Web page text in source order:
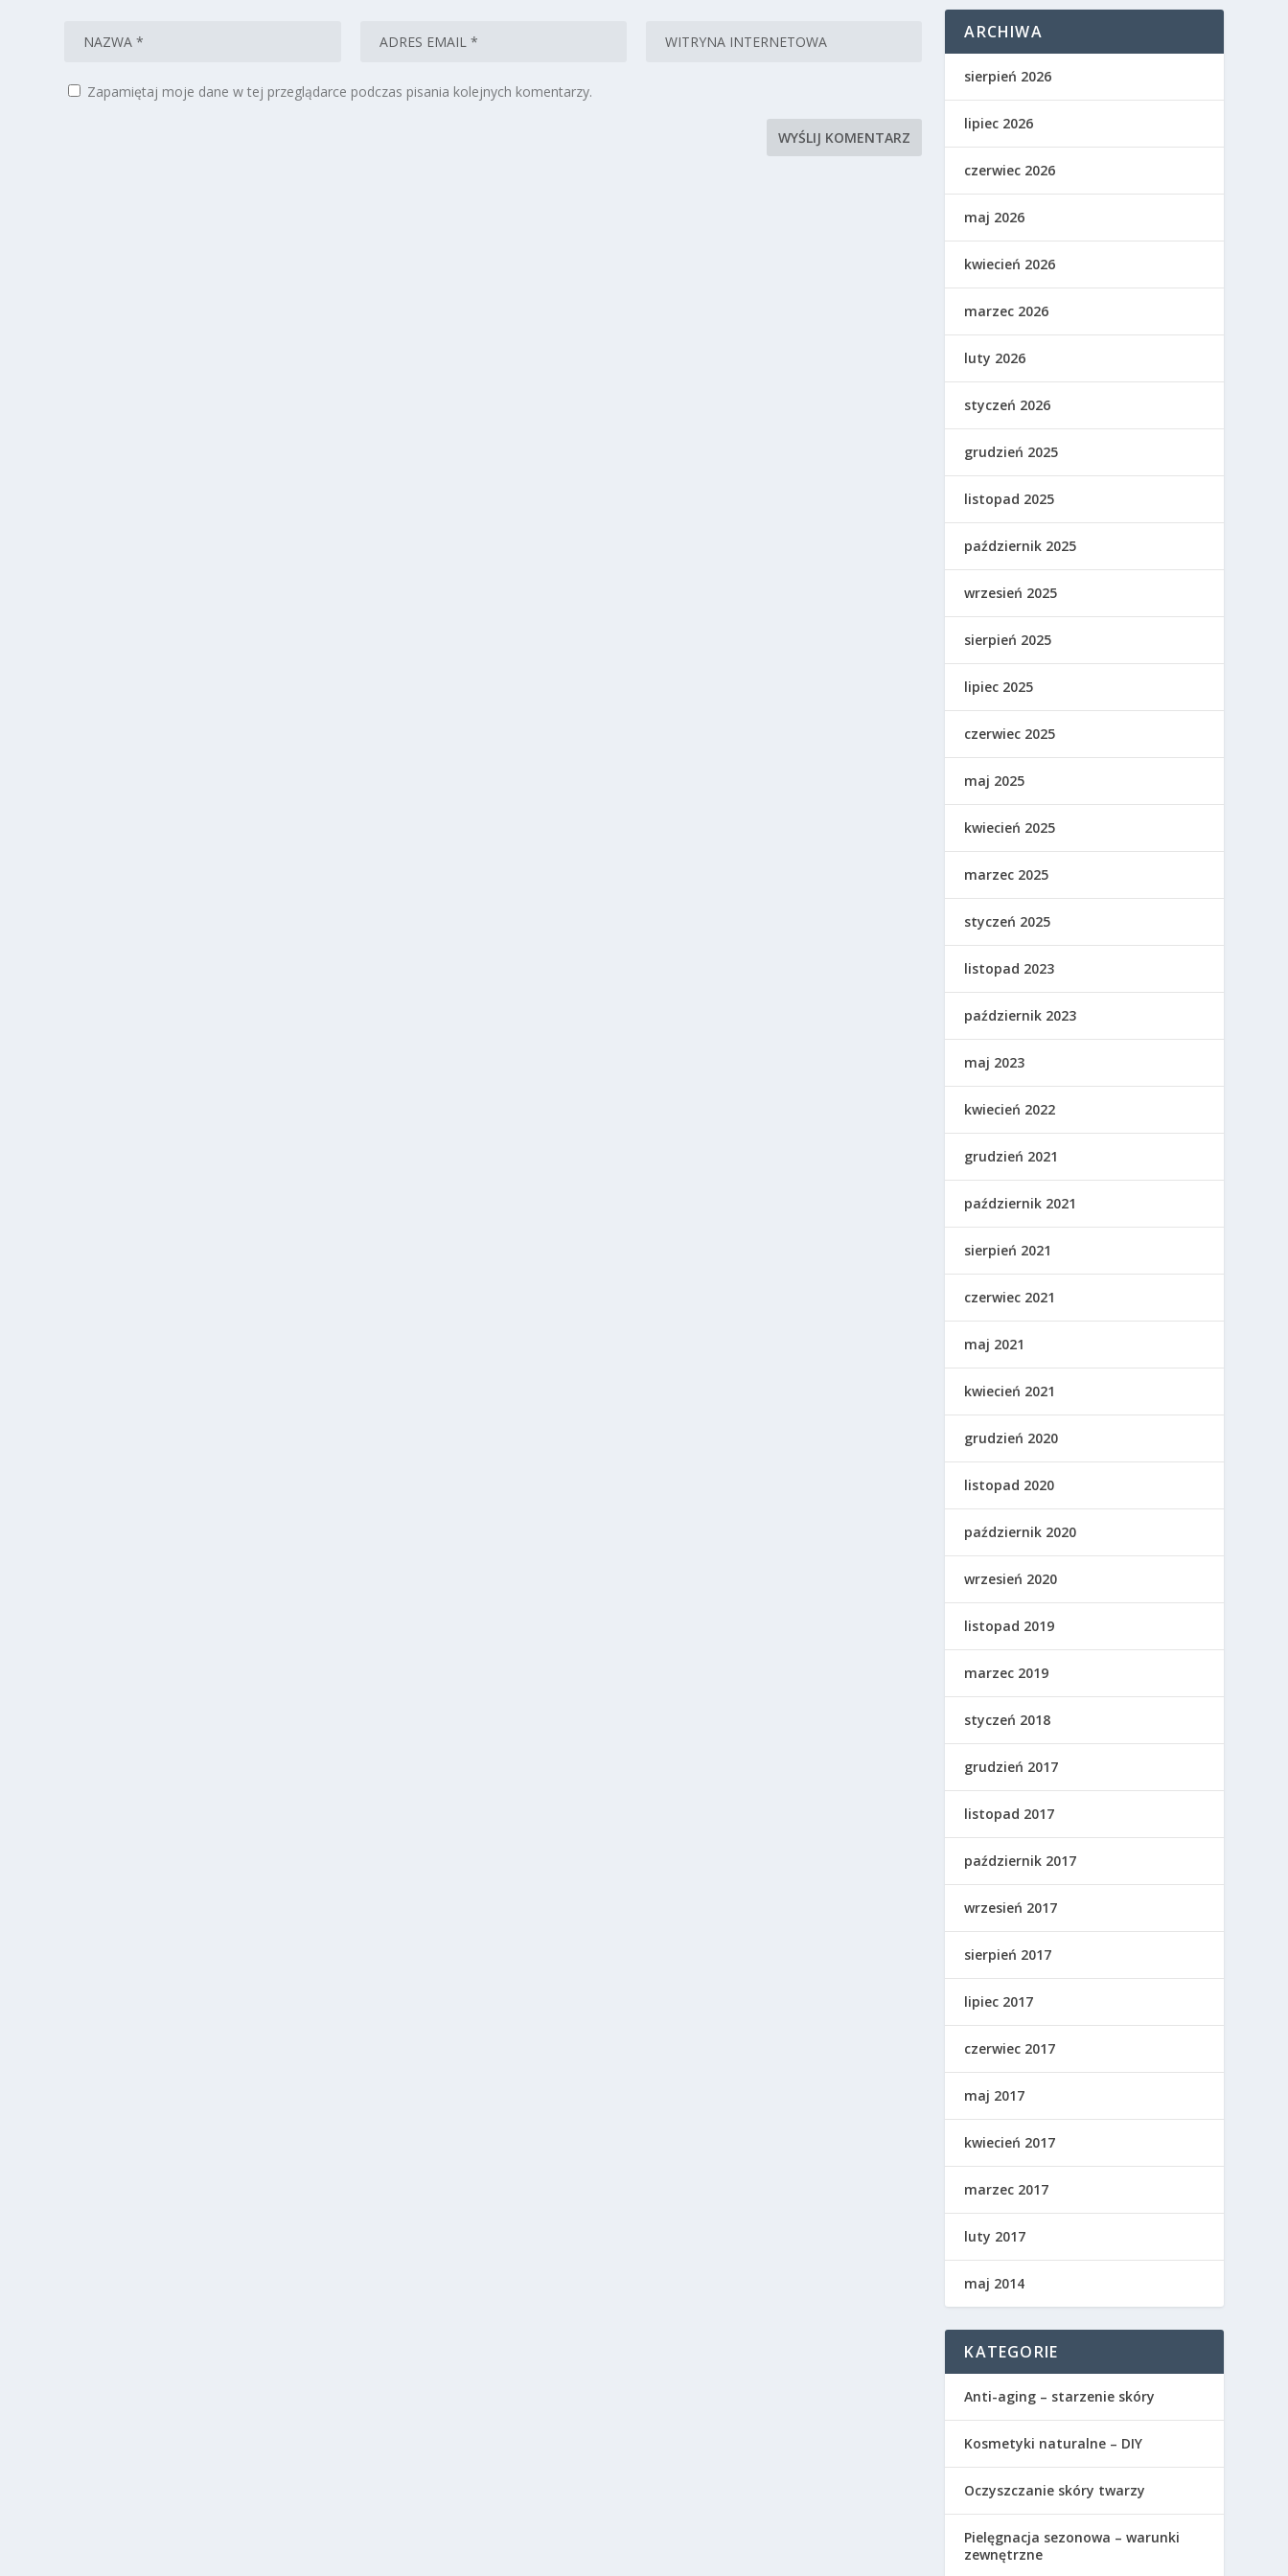
Zapamiętaj moje dane w tej przeglądarce podczas pisania kolejnych komentarzy.
ARCHIWA
sierpień 2026
lipiec 2026
czerwiec 2026
maj 2026
kwiecień 2026
marzec 2026
luty 2026
styczeń 2026
grudzień 2025
listopad 2025
październik 2025
wrzesień 2025
sierpień 2025
lipiec 2025
czerwiec 2025
maj 2025
kwiecień 2025
marzec 2025
styczeń 2025
listopad 2023
październik 2023
maj 2023
kwiecień 2022
grudzień 2021
październik 2021
sierpień 2021
czerwiec 2021
maj 2021
kwiecień 2021
grudzień 2020
listopad 2020
październik 2020
wrzesień 2020
listopad 2019
marzec 2019
styczeń 2018
grudzień 2017
listopad 2017
październik 2017
wrzesień 2017
sierpień 2017
lipiec 2017
czerwiec 2017
maj 2017
kwiecień 2017
marzec 2017
luty 2017
maj 2014
KATEGORIE
Anti-aging – starzenie skóry
Kosmetyki naturalne – DIY
Oczyszczanie skóry twarzy
Pielęgnacja sezonowa – warunki
zewnętrzne